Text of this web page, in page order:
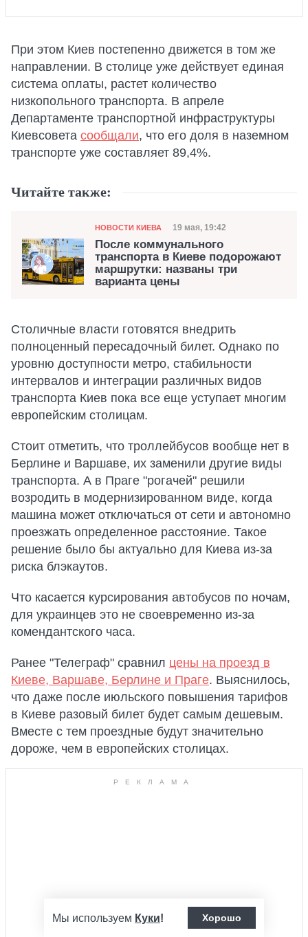
Мы используем Куки! Хорошо
При этом Киев постепенно движется в том же
направлении. В столице уже действует единая
система оплаты, растет количество
низкопольного транспорта. В апреле
Департаменте транспортной инфраструктуры
Киевсовета сообщали, что его доля в наземном
транспорте уже составляет 89,4%.
Читайте также:
Категория
НОВОСТИ КИЕВА Дата публикации
19 мая, 19:42
После коммунального
транспорта в Киеве подорожают
маршрутки: названы три
варианта цены
Столичные власти готовятся внедрить
полноценный пересадочный билет. Однако по
уровню доступности метро, стабильности
интервалов и интеграции различных видов
транспорта Киев пока все еще уступает многим
европейским столицам.
Стоит отметить, что троллейбусов вообще нет в
Берлине и Варшаве, их заменили другие виды
транспорта. А в Праге "рогачей" решили
возродить в модернизированном виде, когда
машина может отключаться от сети и автономно
проезжать определенное расстояние. Такое
решение было бы актуально для Киева из-за
риска блэкаутов.
Что касается курсирования автобусов по ночам,
для украинцев это не своевременно из-за
комендантского часа.
Ранее "Телеграф" сравнил цены на проезд в
Киеве, Варшаве, Берлине и Праге. Выяснилось,
что даже после июльского повышения тарифов
в Киеве разовый билет будет самым дешевым.
Вместе с тем проездные будут значительно
дороже, чем в европейских столицах.